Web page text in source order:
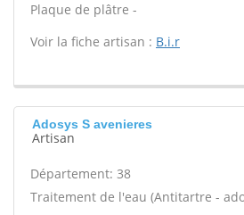
Plaque de plâtre -
Voir la fiche artisan : B.i.r
Adosys S avenieres
Artisan
Département: 38
Traitement de l'eau (Antitartre -